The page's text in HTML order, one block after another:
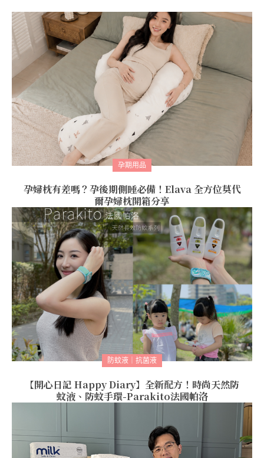
孕期用品
孕婦枕有差嗎？孕後期側睡必備！Elava 全方位莫代
爾孕婦枕開箱分享
防蚊液｜抗菌液
【開心日記 Happy Diary】全新配方！時尚天然防
蚊液、防蚊手環-Parakito法國帕洛